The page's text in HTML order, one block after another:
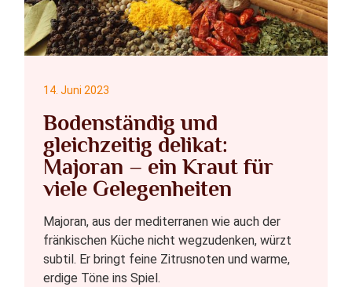
Bodenständig und
gleichzeitig delikat:
Majoran – ein Kraut für
viele Gelegenheiten
14. Juni 2023
Majoran, aus der mediterranen wie auch der
fränkischen Küche nicht wegzudenken, würzt
subtil. Er bringt feine Zitrusnoten und warme,
erdige Töne ins Spiel.